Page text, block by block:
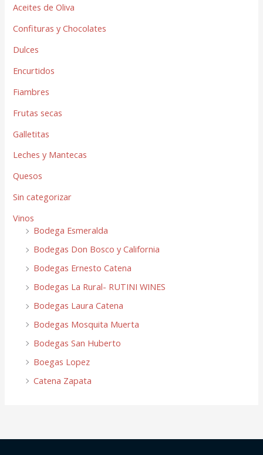
Aceites de Oliva
Confituras y Chocolates
Dulces
Encurtidos
Fiambres
Frutas secas
Galletitas
Leches y Mantecas
Quesos
Sin categorizar
Vinos
Bodega Esmeralda
Bodegas Don Bosco y California
Bodegas Ernesto Catena
Bodegas La Rural- RUTINI WINES
Bodegas Laura Catena
Bodegas Mosquita Muerta
Bodegas San Huberto
Boegas Lopez
Catena Zapata